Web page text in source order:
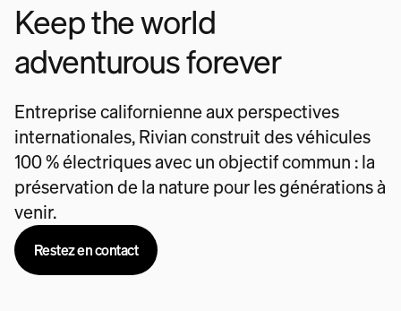
Keep the world
adventurous forever
Entreprise californienne aux perspectives
internationales, Rivian construit des véhicules
100 % électriques avec un objectif commun : la
préservation de la nature pour les générations à
venir.
Restez en contact